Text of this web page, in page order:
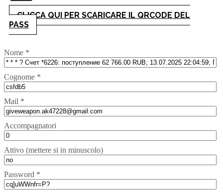
CLICCA QUI PER SCARICARE IL QRCODE DEL
PASS
Nome *
Cognome *
Mail *
Accompagnatori
Attivo (mettere si in minuscolo)
Password *